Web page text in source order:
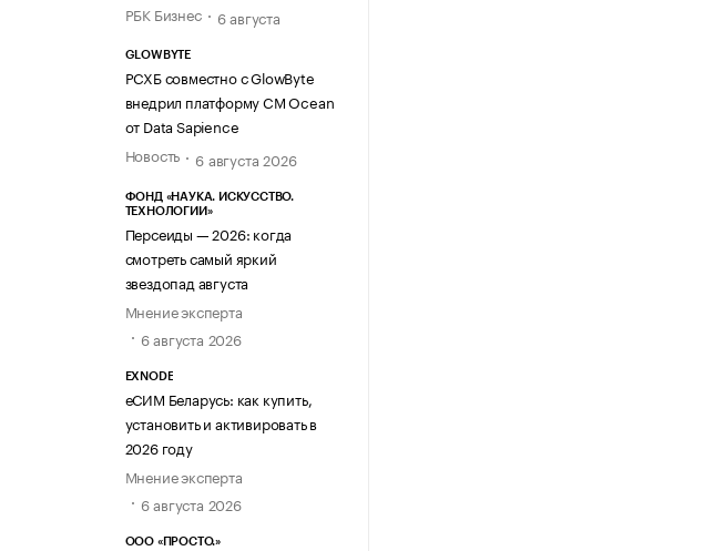
РБК Бизнес
6 августа
GLOWBYTE
РСХБ совместно с GlowByte
внедрил платформу CM Ocean
от Data Sapience
Новость
6 августа 2026
ФОНД «НАУКА. ИСКУССТВО.
ТЕХНОЛОГИИ»
Персеиды — 2026: когда
смотреть самый яркий
звездопад августа
Мнение эксперта
6 августа 2026
EXNODE
еСИМ Беларусь: как купить,
установить и активировать в
2026 году
Мнение эксперта
6 августа 2026
ООО «ПРОСТО.»